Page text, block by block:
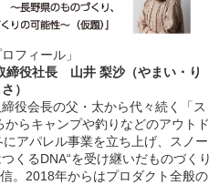
ロフィール」
役社長 山井 梨沙（やまい・り
さ）
役会長の父・太から代々続く「ス
らキャンプや釣りなどのアウトド
アパレル事業を立ち上げ、スノー
くるDNA“を受け継いだものづくり
。2018年からはプロダクト全般の